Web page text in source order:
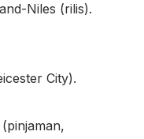
Niles (rilis).
City).